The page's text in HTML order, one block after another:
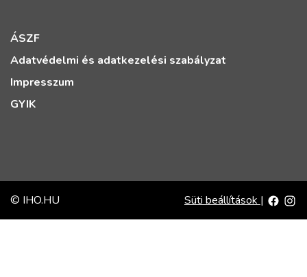
ÁSZF
Adatvédelmi és adatkezelési szabályzat
Impresszum
GYIK
© IHO.HU Süti beállítások |